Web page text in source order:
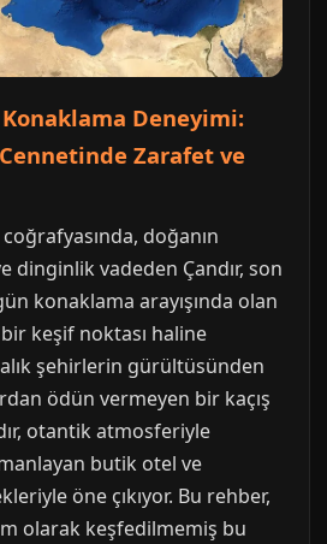
Deneyimi:
Cennetinde Zarafet ve
doğanın
dinginlik vadeden Çandır, son
konaklama arayışında olan
keşif noktası haline
şehirlerin gürültüsünden
ödün vermeyen bir kaçış
otantik atmosferiyle
butik otel ve
öne çıkıyor. Bu rehber,
olarak keşfedilmemiş bu